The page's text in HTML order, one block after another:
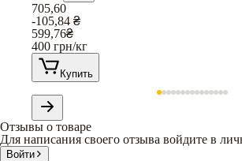
705,60
-105,84 ₴
599,76₴
400 грн/кг
Купить
Отзывы о товаре
Для написания своего отзыва войдите в
Войти